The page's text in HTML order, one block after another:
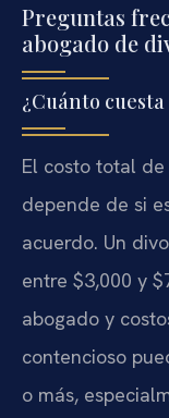
Preguntas
abogado de
¿Cuánto
El costo total
depende de si
acuerdo. Un
entre $3,000 y
abogado y
contencioso
o más,